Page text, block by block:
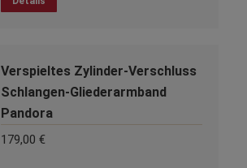
Verspieltes Zylinder-Verschluss
Schlangen-Gliederarmband
Pandora
179,00 €